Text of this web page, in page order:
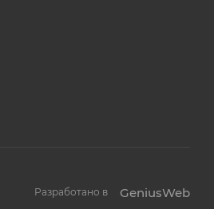
Разработано в GeniusWeb